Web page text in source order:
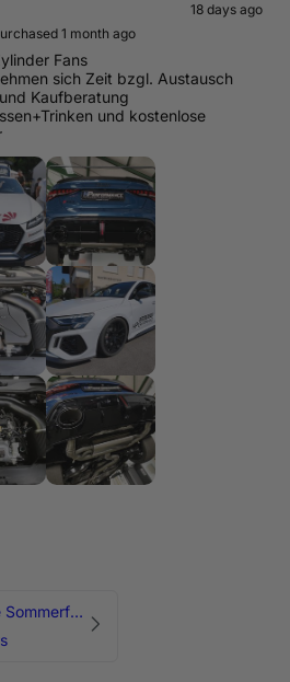
18 days ago
1 month ago
Fans
sich Zeit bzgl. Austausch
Kaufberatung
und kostenlose
HPerformance Sommerfest 2026